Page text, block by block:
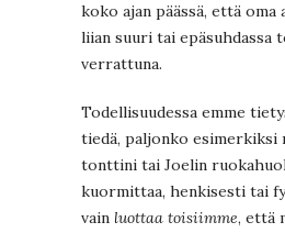
koko ajan päässä, että oma
liian suuri tai epäsuhdassa
verrattuna.
Todellisuudessa emme
tiedä, paljonko esimerkiksi
tonttini tai Joelin
kuormittaa, henkisesti tai
vain luottaa toisiimme, että